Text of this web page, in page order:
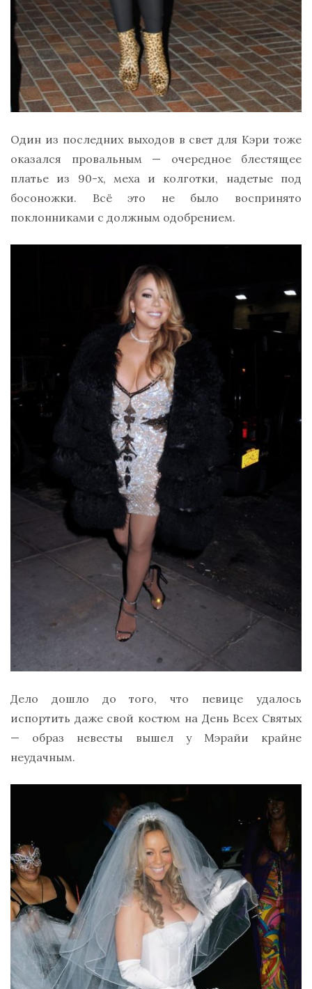
Один из последних выходов в свет для Кэри тоже
оказался провальным — очередное блестящее
платье из 90-х, меха и колготки, надетые под
босоножки. Всё это не было воспринято
поклонниками с должным одобрением.
Дело дошло до того, что певице удалось
испортить даже свой костюм на День Всех Святых
— образ невесты вышел у Мэрайи крайне
неудачным.